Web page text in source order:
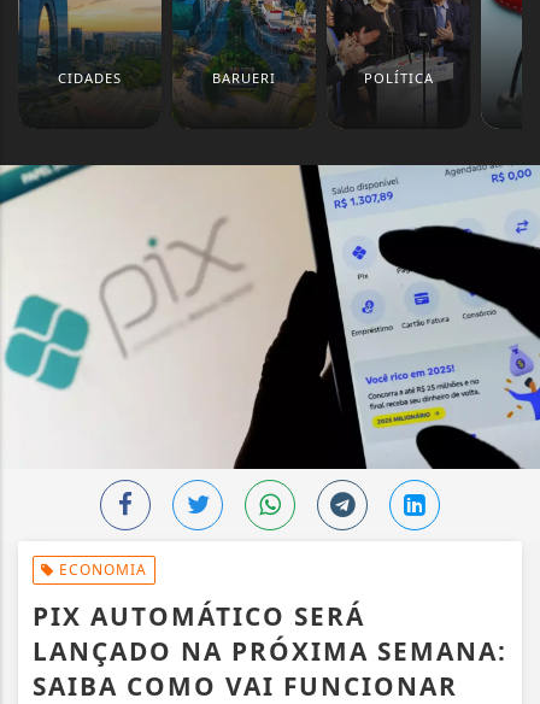
CIDADES BARUERI POLÍTICA
ECONOMIA
PIX AUTOMÁTICO SERÁ
LANÇADO NA PRÓXIMA SEMANA:
SAIBA COMO VAI FUNCIONAR